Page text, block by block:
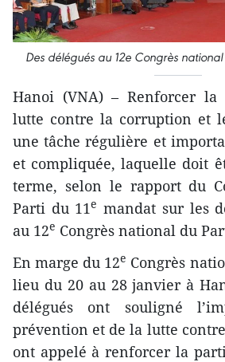
Des délégués au 12e Congrès
Hanoi (VNA) – Renforcer
lutte contre la corruption et
une tâche régulière et
et compliquée, laquelle doit
terme, selon le rapport du
Parti du 11e mandat sur les
au 12e Congrès national du
En marge du 12e Congrès
lieu du 20 au 28 janvier à
délégués ont souligné
prévention et de la lutte
ont appelé à renforcer la